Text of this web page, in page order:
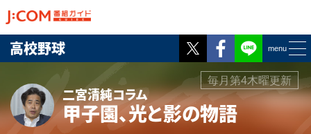
Twitter
Facebook
menu
高校野球
二宮清純コラム
甲子園、光と影の物語
毎月第4木曜更新